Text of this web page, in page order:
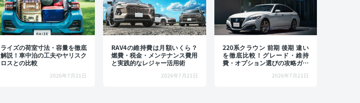
ライズの荷室寸法・容量を徹底
解説！車中泊の工夫やヤリスク
ロスとの比較
2026年7月21日
RAV4の維持費は月額いくら？
燃費・税金・メンテナンス費用
と実践的なレジャー活用術
2026年7月21日
220系クラウン 前期 後期 違い
を徹底比較！グレード・維持
費・オプション選びの攻略ガイ
2026年7月21日